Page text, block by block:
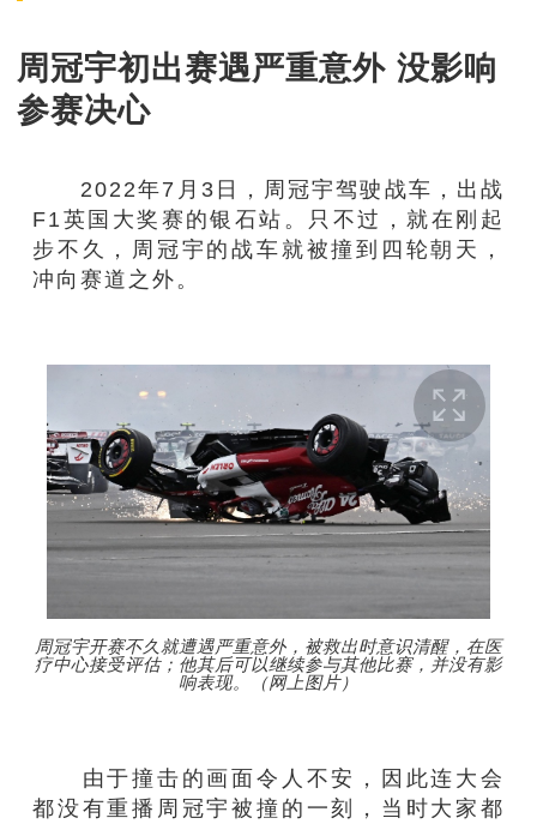
周冠宇初出赛遇严重意外 没影响
参赛决心
2022年7月3日，周冠宇驾驶战车，出战
F1英国大奖赛的银石站。只不过，就在刚起
步不久，周冠宇的战车就被撞到四轮朝天，
冲向赛道之外。
周冠宇开赛不久就遭遇严重意外，被救出时意识清醒，在医
疗中心接受评估；他其后可以继续参与其他比赛，并没有影
响表现。（网上图片）
由于撞击的画面令人不安，因此连大会
都没有重播周冠宇被撞的一刻，当时大家都